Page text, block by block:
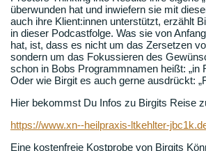
überwunden hat und inwiefern sie mit
auch ihre Klient:innen unterstützt, erzählt
in dieser Podcastfolge. Was sie von
hat, ist, dass es nicht um das Zersetzen
sondern um das Fokussieren des
schon in Bobs Programmnamen heißt: „in
Oder wie Birgit es auch gerne ausdrückt:
Hier bekommst Du Infos zu Birgits Reise
https://www.xn--heilpraxis-ltkehlter-
Eine kostenfreie Kostprobe von Birgits